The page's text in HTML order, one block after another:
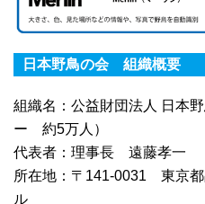
日本野鳥の会 組織概要
組織名：公益財団法人 日本
ー 約5万人）
代表者：理事長 遠藤孝一
所在地：〒141-0031 東京
ル